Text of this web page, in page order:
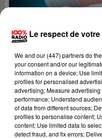
Lecture (2 min 22
Le respect de
We and our (447) partnersdo
your consent and/or our
information on a device; Use
profiles for personalised
advertising; Measure
performance; Understand
of data from different sources;
profiles to personalise content;
content; Use limited data to
detect fraud, and fix errors;